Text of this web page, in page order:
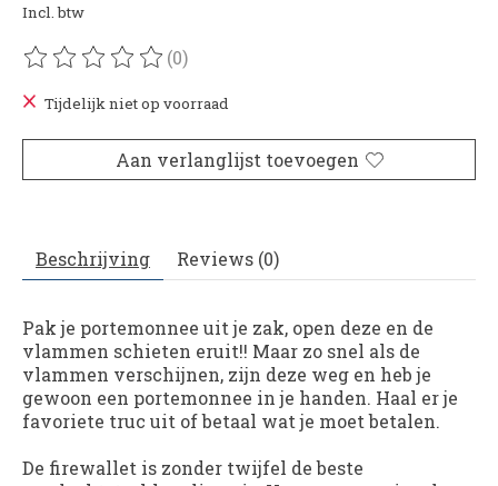
Incl. btw
De beoordeling van dit product is
(0)
Tijdelijk niet op voorraad
Aan verlanglijst toevoegen
Beschrijving Reviews (0)
Pak je portemonnee uit je zak, open deze en de
vlammen schieten eruit!! Maar zo snel als de
vlammen verschijnen, zijn deze weg en heb je
gewoon een portemonnee in je handen. Haal er je
favoriete truc uit of betaal wat je moet betalen.
De firewallet is zonder twijfel de beste